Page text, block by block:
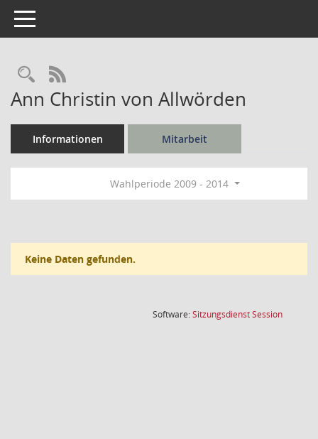
Toggle navigation
Rechercheauswahl
RSS-Feed
Ann Christin von Allwörden
Informationen Mitarbeit
Wahlperiode 2009 - 2014
Keine Daten gefunden.
Software:SitzungsdienstSession(Wird in